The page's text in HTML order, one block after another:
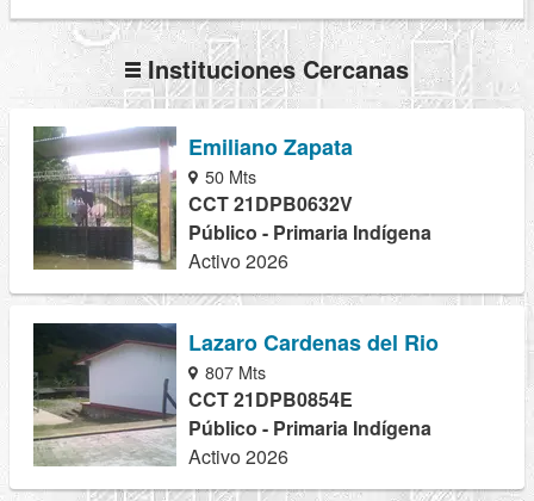
Instituciones Cercanas
Emiliano Zapata
50 Mts
CCT 21DPB0632V
Público - Primaria Indígena
Activo 2026
Lazaro Cardenas del Rio
807 Mts
CCT 21DPB0854E
Público - Primaria Indígena
Activo 2026